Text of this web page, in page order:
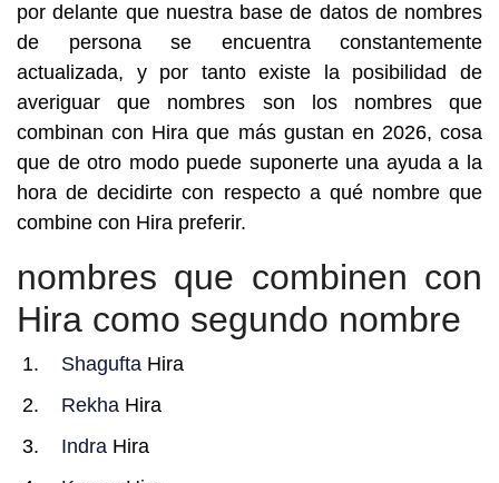
por delante que nuestra base de datos de nombres
de persona se encuentra constantemente
actualizada, y por tanto existe la posibilidad de
averiguar que nombres son los nombres que
combinan con Hira que más gustan en 2026, cosa
que de otro modo puede suponerte una ayuda a la
hora de decidirte con respecto a qué nombre que
combine con Hira preferir.
nombres que combinen con
Hira como segundo nombre
Shagufta Hira
Rekha Hira
Indra Hira